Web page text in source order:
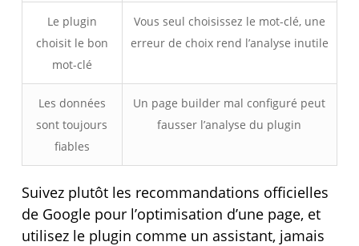
Le plugin
choisit le bon
mot-clé
Vous seul choisissez le mot-clé, une
erreur de choix rend l’analyse inutile
Les données
sont toujours
fiables
Un page builder mal configuré peut
fausser l’analyse du plugin
Suivez plutôt les recommandations officielles
de Google pour l’optimisation d’une page, et
utilisez le plugin comme un assistant, jamais